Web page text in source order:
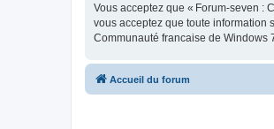
Vous acceptez que « Forum-seven :
vous acceptez que toute information
Communauté francaise de Windows
Accueil du forum